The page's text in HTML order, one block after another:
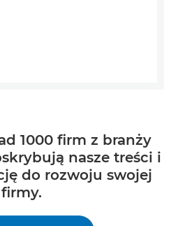
1000 firm z branży
nasze treści i
do rozwoju swojej
firmy.